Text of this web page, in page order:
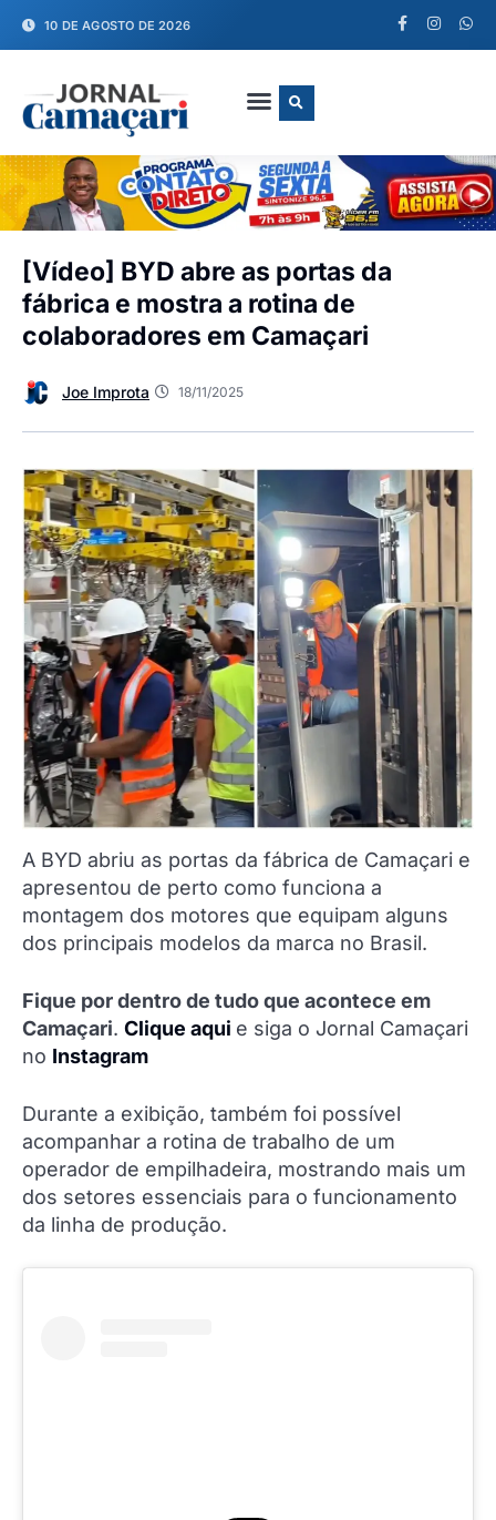
10 DE AGOSTO DE 2026
[Vídeo] BYD abre as portas da
fábrica e mostra a rotina de
colaboradores em Camaçari
Joe Improta 18/11/2025
A BYD abriu as portas da fábrica de Camaçari e
apresentou de perto como funciona a
montagem dos motores que equipam alguns
dos principais modelos da marca no Brasil.
Fique por dentro de tudo que acontece em
Camaçari. Clique aqui e siga o Jornal Camaçari
no Instagram
Durante a exibição, também foi possível
acompanhar a rotina de trabalho de um
operador de empilhadeira, mostrando mais um
dos setores essenciais para o funcionamento
da linha de produção.